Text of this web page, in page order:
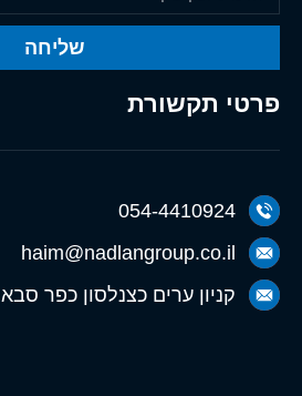
פרטי תקשורת
054-4410924
haim@nadlangroup.co.il
קניון ערים כצנלסון כפר סבא
שליחה